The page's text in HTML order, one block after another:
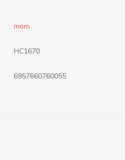
mom
HC1670
6957660760055